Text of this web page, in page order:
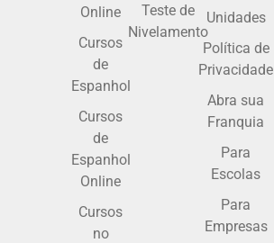
Online
Cursos
de
Espanhol
Cursos
de
Espanhol
Online
Cursos
no
Teste de
Nivelamento
Unidades
Política de
Privacidade
Abra sua
Franquia
Para
Escolas
Para
Empresas